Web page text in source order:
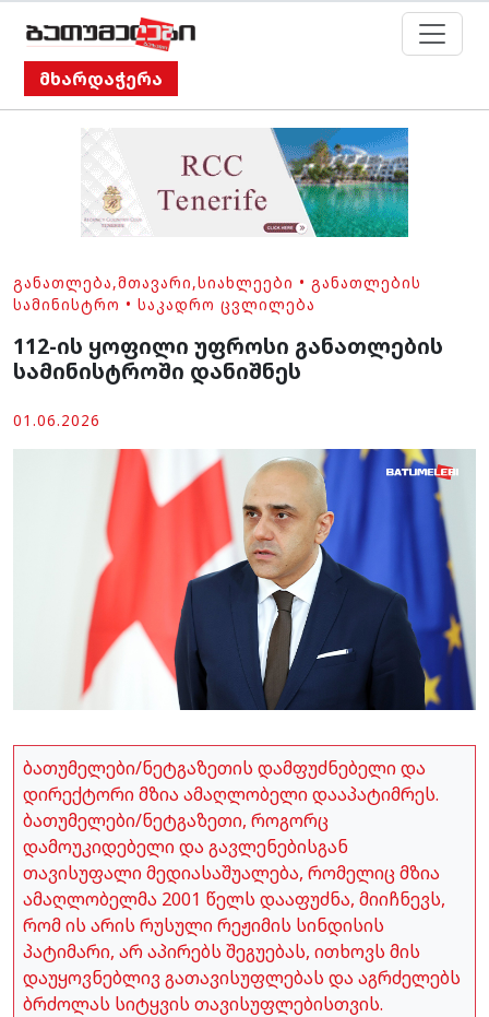
მხარდაჭერა
ᲒᲐᲜᲐᲗᲚᲔᲑᲐ,ᲛᲗᲐᲕᲐᲠᲘ,ᲡᲘᲐᲮᲚᲔᲔᲑᲘ • ᲒᲐᲜᲐᲗᲚᲔᲑᲘᲡ
ᲡᲐᲛᲘᲜᲘᲡᲢᲠᲝ • ᲡᲐᲙᲐᲓᲠᲝ ᲪᲕᲚᲘᲚᲔᲑᲐ
112-ის ყოფილი უფროსი განათლების
სამინისტროში დანიშნეს
01.06.2026
ბათუმელები/ნეტგაზეთის დამფუძნებელი და
დირექტორი მზია ამაღლობელი დააპატიმრეს.
ბათუმელები/ნეტგაზეთი, როგორც
დამოუკიდებელი და გავლენებისგან
თავისუფალი მედიასაშუალება, რომელიც მზია
ამაღლობელმა 2001 წელს დააფუძნა, მიიჩნევს,
რომ ის არის რუსული რეჟიმის სინდისის
პატიმარი, არ აპირებს შეგუებას, ითხოვს მის
დაუყოვნებლივ გათავისუფლებას და აგრძელებს
ბრძოლას სიტყვის თავისუფლებისთვის.